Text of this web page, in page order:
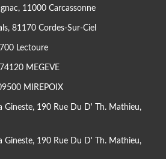
11000 Carcassonne
81170 Cordes-Sur-Ciel
Lectoure
MEGEVE
MIREPOIX
Gineste, 190 Rue Du D' Th. Mathieu,
Gineste, 190 Rue Du D' Th. Mathieu,